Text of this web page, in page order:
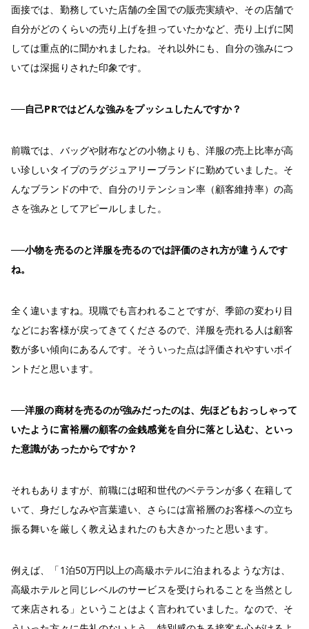
面接では、勤務していた店舗の全国での販売実績や、その店舗で
自分がどのくらいの売り上げを担っていたかなど、売り上げに関
しては重点的に聞かれましたね。それ以外にも、自分の強みにつ
いては深掘りされた印象です。
──自己PRではどんな強みをプッシュしたんですか？
前職では、バッグや財布などの小物よりも、洋服の売上比率が高
い珍しいタイプのラグジュアリーブランドに勤めていました。そ
んなブランドの中で、自分のリテンション率（顧客維持率）の高
さを強みとしてアピールしました。
──小物を売るのと洋服を売るのでは評価のされ方が違うんです
ね。
全く違いますね。現職でも言われることですが、季節の変わり目
などにお客様が戻ってきてくださるので、洋服を売れる人は顧客
数が多い傾向にあるんです。そういった点は評価されやすいポイ
ントだと思います。
──洋服の商材を売るのが強みだったのは、先ほどもおっしゃって
いたように富裕層の顧客の⾦銭感覚を自分に落とし込む、といっ
た意識があったからですか？
それもありますが、前職には昭和世代のベテランが多く在籍して
いて、身だしなみや言葉遣い、さらには富裕層のお客様への立ち
振る舞いを厳しく教え込まれたのも大きかったと思います。
例えば、「1泊50万円以上の高級ホテルに泊まれるような方は、
高級ホテルと同じレベルのサービスを受けられることを当然とし
て来店される」ということはよく言われていました。なので、そ